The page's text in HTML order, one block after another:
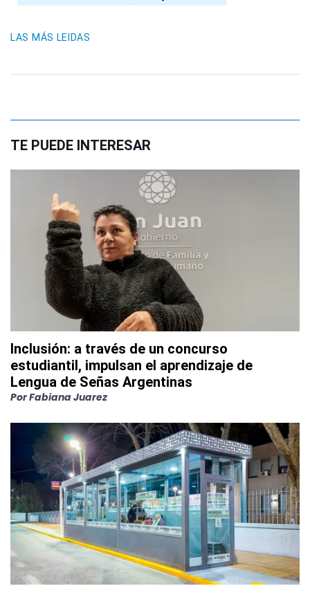
LAS MÁS LEIDAS
TE PUEDE INTERESAR
Inclusión: a través de un concurso
estudiantil, impulsan el aprendizaje de
Lengua de Señas Argentinas
PorFabiana Juarez